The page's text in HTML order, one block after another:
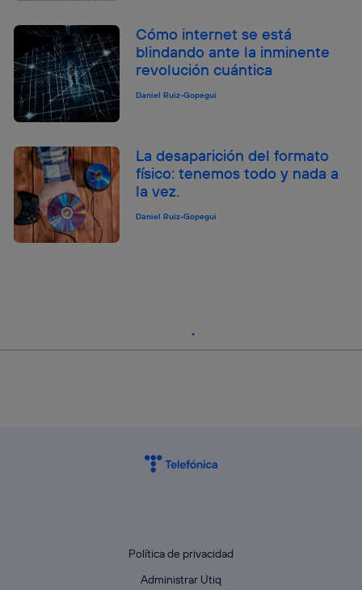
Cómo internet se está
blindando ante la inminente
revolución cuántica
Daniel Ruiz-Gopegui
La desaparición del formato
físico: tenemos todo y nada a
la vez.
Daniel Ruiz-Gopegui
Política de privacidad
Administrar Utiq